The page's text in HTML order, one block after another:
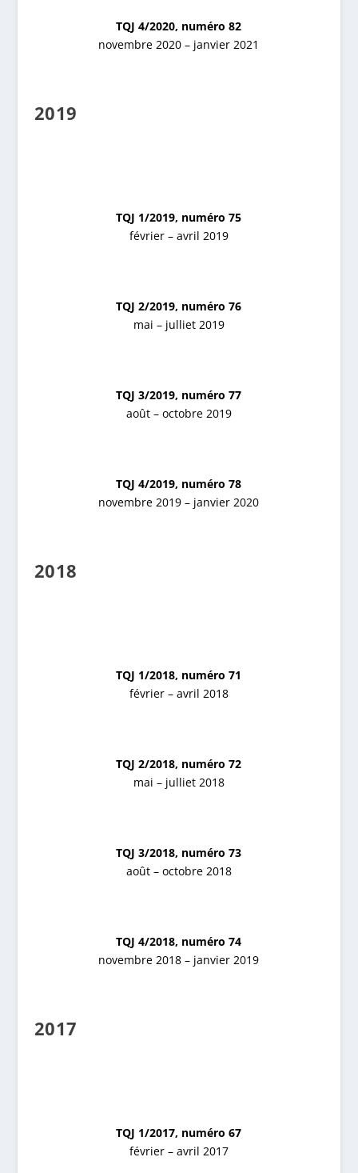
TQJ 4/2020, numéro 82
novembre 2020 – janvier 2021
2019
TQJ 1/2019, numéro 75
février – avril 2019
TQJ 2/2019, numéro 76
mai – julliet 2019
TQJ 3/2019, numéro 77
août – octobre 2019
TQJ 4/2019, numéro 78
novembre 2019 – janvier 2020
2018
TQJ 1/2018, numéro 71
février – avril 2018
TQJ 2/2018, numéro 72
mai – julliet 2018
TQJ 3/2018, numéro 73
août – octobre 2018
TQJ 4/2018, numéro 74
novembre 2018 – janvier 2019
2017
TQJ 1/2017, numéro 67
février – avril 2017